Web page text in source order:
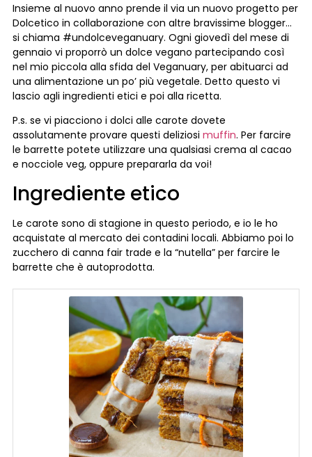
Insieme al nuovo anno prende il via un nuovo progetto per
Dolcetico in collaborazione con altre bravissime blogger…
si chiama #undolceveganuary. Ogni giovedì del mese di
gennaio vi proporrò un dolce vegano partecipando così
nel mio piccola alla sfida del Veganuary, per abituarci ad
una alimentazione un po’ più vegetale. Detto questo vi
lascio agli ingredienti etici e poi alla ricetta.
P.s. se vi piacciono i dolci alle carote dovete
assolutamente provare questi deliziosi muffin. Per farcire
le barrette potete utilizzare una qualsiasi crema al cacao
e nocciole veg, oppure prepararla da voi!
Ingrediente etico
Le carote sono di stagione in questo periodo, e io le ho
acquistate al mercato dei contadini locali. Abbiamo poi lo
zucchero di canna fair trade e la “nutella” per farcire le
barrette che è autoprodotta.